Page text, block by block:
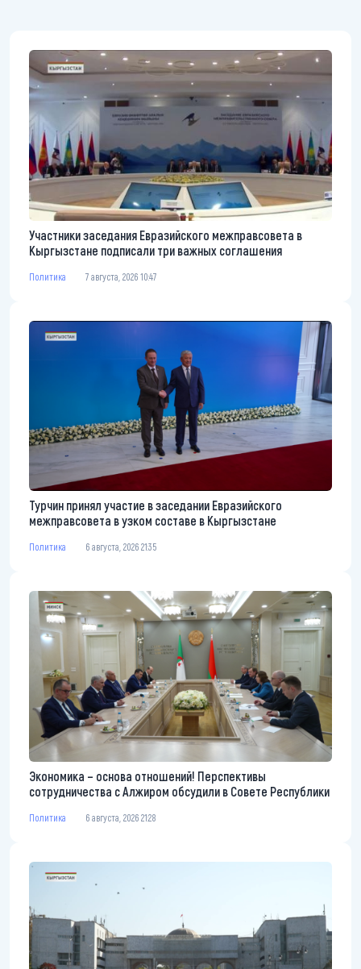
Участники заседания Евразийского межправсовета в
Кыргызстане подписали три важных соглашения
Политика 7 августа, 2026 10:47
Турчин принял участие в заседании Евразийского
межправсовета в узком составе в Кыргызстане
Политика 6 августа, 2026 21:35
Экономика – основа отношений! Перспективы
сотрудничества с Алжиром обсудили в Совете Республики
Политика 6 августа, 2026 21:28